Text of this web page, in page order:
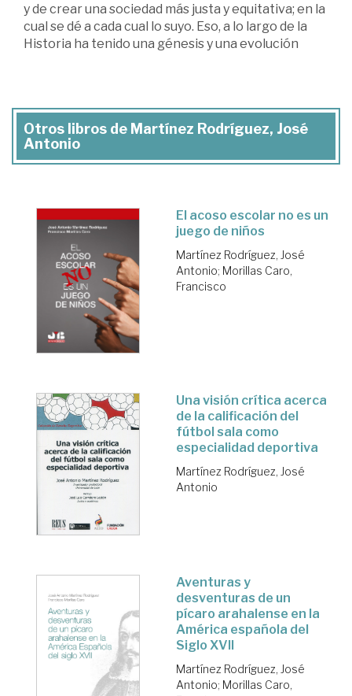
y de crear una sociedad más justa y equitativa; en la
cual se dé a cada cual lo suyo. Eso, a lo largo de la
Historia ha tenido una génesis y una evolución
Otros libros de Martínez Rodríguez, José
Antonio
El acoso escolar no es un
juego de niños
Martínez Rodríguez, José
Antonio; Morillas Caro,
Francisco
Una visión crítica acerca
de la calificación del
fútbol sala como
especialidad deportiva
Martínez Rodríguez, José
Antonio
Aventuras y
desventuras de un
pícaro arahalense en la
América española del
Siglo XVII
Martínez Rodríguez, José
Antonio; Morillas Caro,